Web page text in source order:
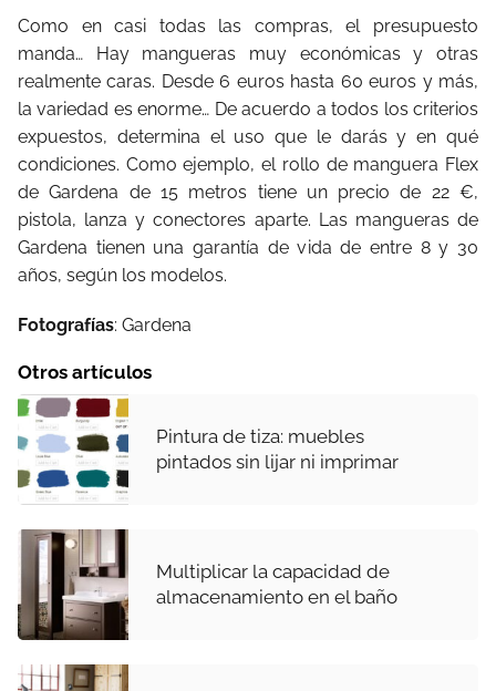
Como en casi todas las compras, el presupuesto
manda… Hay mangueras muy económicas y otras
realmente caras. Desde 6 euros hasta 60 euros y más,
la variedad es enorme… De acuerdo a todos los criterios
expuestos, determina el uso que le darás y en qué
condiciones. Como ejemplo, el rollo de manguera Flex
de Gardena de 15 metros tiene un precio de 22 €,
pistola, lanza y conectores aparte. Las mangueras de
Gardena tienen una garantía de vida de entre 8 y 30
años, según los modelos.
Fotografías: Gardena
Otros artículos
Pintura de tiza: muebles
pintados sin lijar ni imprimar
Multiplicar la capacidad de
almacenamiento en el baño